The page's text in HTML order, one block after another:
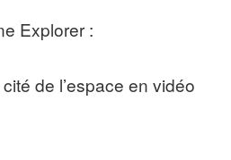
Explorer :
de l’espace en vidéo